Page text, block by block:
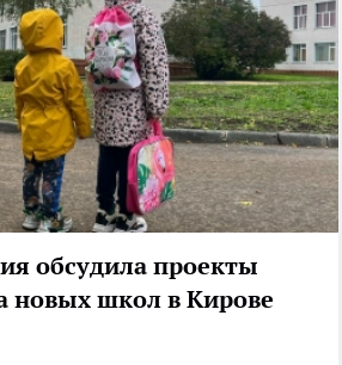
обсудила проекты
новых школ в Кирове